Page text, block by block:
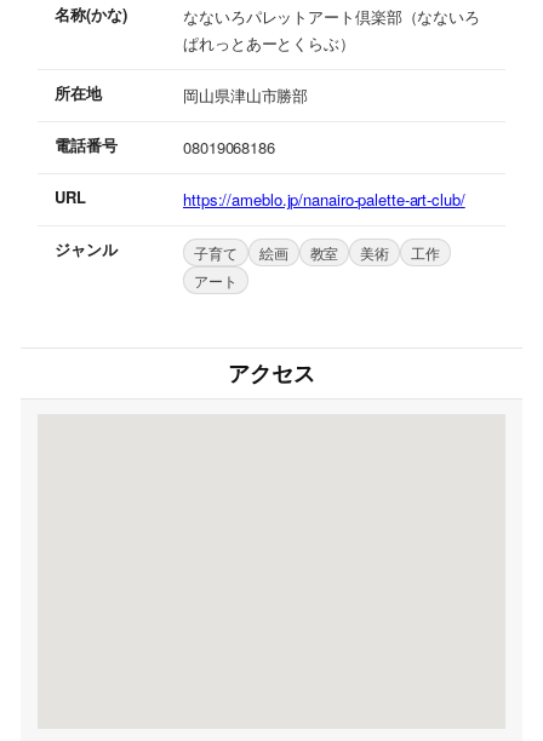
名称(かな)
なないろパレットアート倶楽部（なないろ
ぱれっとあーとくらぶ）
所在地 岡山県津山市勝部
電話番号 08019068186
URL https://ameblo.jp/nanairo-palette-art-club/
ジャンル 子育て 絵画 教室 美術
工作
アート
アクセス